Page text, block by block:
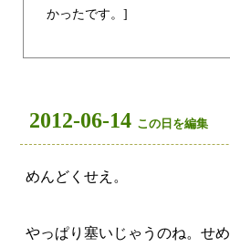
かったです。]
2012-06-14 この日を編集
めんどくせえ。
やっぱり塞いじゃうのね。せ